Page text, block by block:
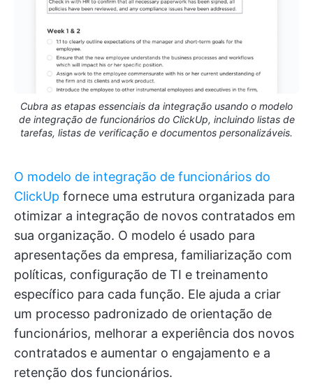
Cubra as etapas essenciais da integração usando o modelo
de integração de funcionários do ClickUp, incluindo listas de
tarefas, listas de verificação e documentos personalizáveis.
O modelo de integração de funcionários do
ClickUp fornece uma estrutura organizada para
otimizar a integração de novos contratados em
sua organização. O modelo é usado para
apresentações da empresa, familiarização com
políticas, configuração de TI e treinamento
específico para cada função. Ele ajuda a criar
um processo padronizado de orientação de
funcionários, melhorar a experiência dos novos
contratados e aumentar o engajamento e a
retenção dos funcionários.